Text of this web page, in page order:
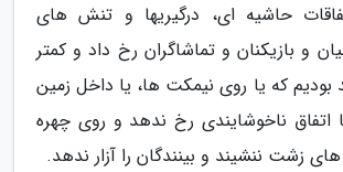
حاشیه ای، درگیریها و تنش های
و بازیکنان و تماشاگران رخ داد و کمتر
بودیم که یا روی نیمکت ها، یا داخل زمین
اتفاق ناخوشایندی رخ ندهد و روی چهره
زشت ننشیند و بینندگان را آزار ندهد.